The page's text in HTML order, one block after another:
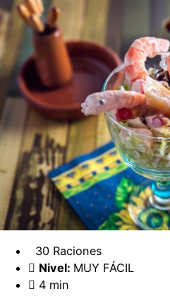
30 Raciones
Nivel: MUY FÁCIL
4 min